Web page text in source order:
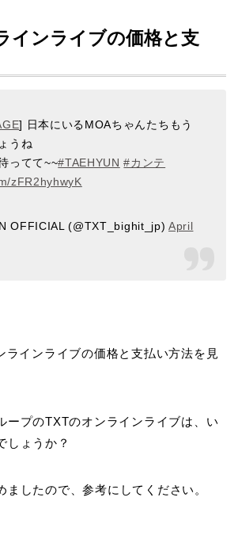
インライブの価格と支
] 日本にいるMOAちゃんたちもう
うね
ってて~~#TAEHYUN #カンテ
zFR2hyhwyK
OFFICIAL (@TXT_bighit_jp)April
ラインライブの価格と支払い方法を見
ープのTXTのオンラインライブは、い
しょうか？
ましたので、参考にしてください。